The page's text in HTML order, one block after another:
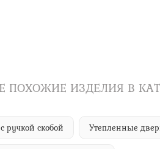
ПОХОЖИЕ ИЗДЕЛИЯ В
ручкой скобой Утепленные